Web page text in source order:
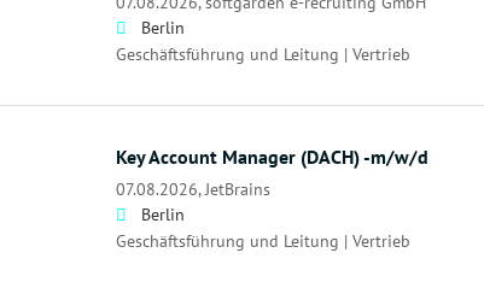
Berlin
Geschäftsführung und Leitung | Vertrieb
Key Account Manager (DACH) -m/w/d
07.08.2026, JetBrains
Berlin
Geschäftsführung und Leitung | Vertrieb